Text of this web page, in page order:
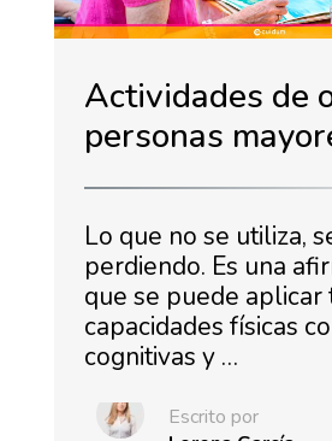
Actividades de
personas
Lo que no se utiliza,
perdiendo. Es una
que se puede aplicar
capacidades físicas
cognitivas y …
Escrito por